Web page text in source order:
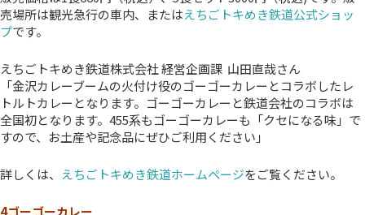
売場所は観光急行の車内、またはえちごトキめき鉄道公式ショッ
プです。
えちごトキめき鉄道株式会社 経営企画課 山田直哉さん
「金沢カレーブームの火付け役のゴーゴーカレーとコラボしたレ
トルトカレーとなります。ゴーゴーカレーと鉄道会社のコラボは
全国初となります。455系もゴーゴーカレーも「クセになる味」で
すので、お土産や記念品にぜひご利用ください」
詳しくは、 えちごトキめき鉄道ホームページをご覧ください。
4ゴーゴーカレー